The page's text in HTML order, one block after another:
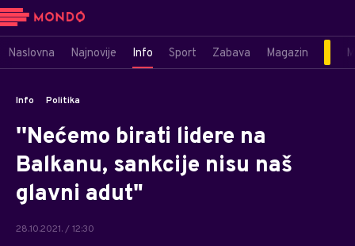
Naslovna Najnovije Info Sport Zabava Magazin
Info Politika
''Nećemo birati lidere na
Balkanu, sankcije nisu naš
glavni adut"
28.10.2021. / 12:30